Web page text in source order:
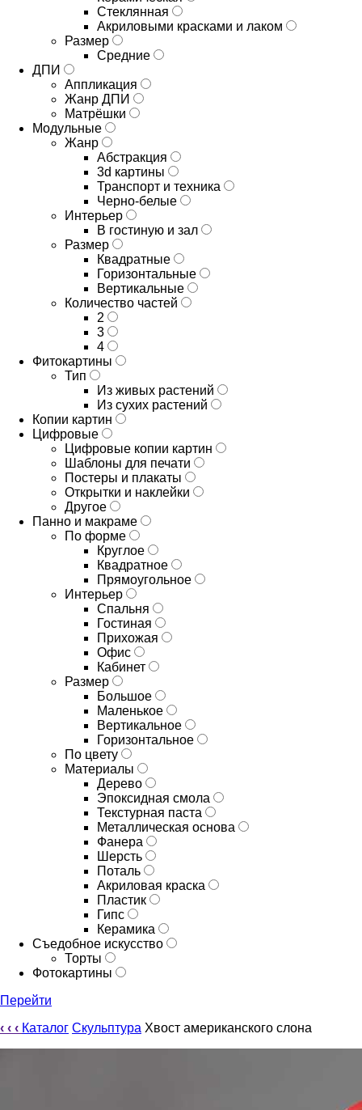
Стеклянная
Акриловыми красками и лаком
Размер
Средние
ДПИ
Аппликация
Жанр ДПИ
Матрёшки
Модульные
Жанр
Абстракция
3d картины
Транспорт и техника
Черно-белые
Интерьер
В гостиную и зал
Размер
Квадратные
Горизонтальные
Вертикальные
Количество частей
2
3
4
Фитокартины
Тип
Из живых растений
Из сухих растений
Копии картин
Цифровые
Цифровые копии картин
Шаблоны для печати
Постеры и плакаты
Открытки и наклейки
Другое
Панно и макраме
По форме
Круглое
Квадратное
Прямоугольное
Интерьер
Спальня
Гостиная
Прихожая
Офис
Кабинет
Размер
Большое
Маленькое
Вертикальное
Горизонтальное
По цвету
Материалы
Дерево
Эпоксидная смола
Текстурная паста
Металлическая основа
Фанера
Шерсть
Поталь
Акриловая краска
Пластик
Гипс
Керамика
Съедобное искусство
Торты
Фотокартины
Перейти
‹ ‹ ‹ Каталог Скульптура Хвост американского слона